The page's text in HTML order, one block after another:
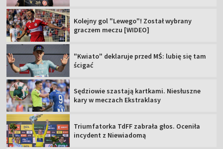
Kolejny gol "Lewego"! Został wybrany
graczem meczu [WIDEO]
"Kwiato" deklaruje przed MŚ: lubię się tam
ścigać
Sędziowie szastają kartkami. Niesłuszne
kary w meczach Ekstraklasy
Triumfatorka TdFF zabrała głos. Oceniła
incydent z Niewiadomą